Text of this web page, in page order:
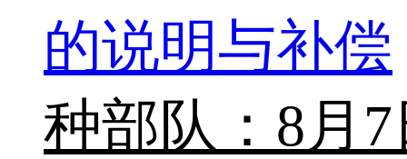
的说明与补偿
种部队：8月